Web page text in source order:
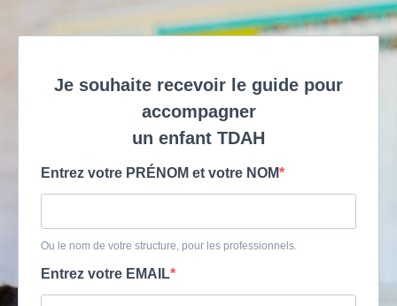
Je souhaite recevoir le guide pour
accompagner
un enfant TDAH
Entrez votre PRÉNOM et votre NOM
Ou le nom de votre structure, pour les professionnels.
Entrez votre EMAIL